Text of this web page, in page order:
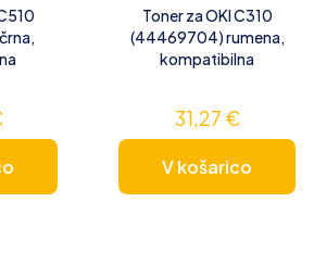
Toner za OKI C310
(44469704) rumena,
kompatibilna
31,27 €
V košarico